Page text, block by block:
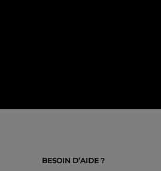
BESOIN D’AIDE ?